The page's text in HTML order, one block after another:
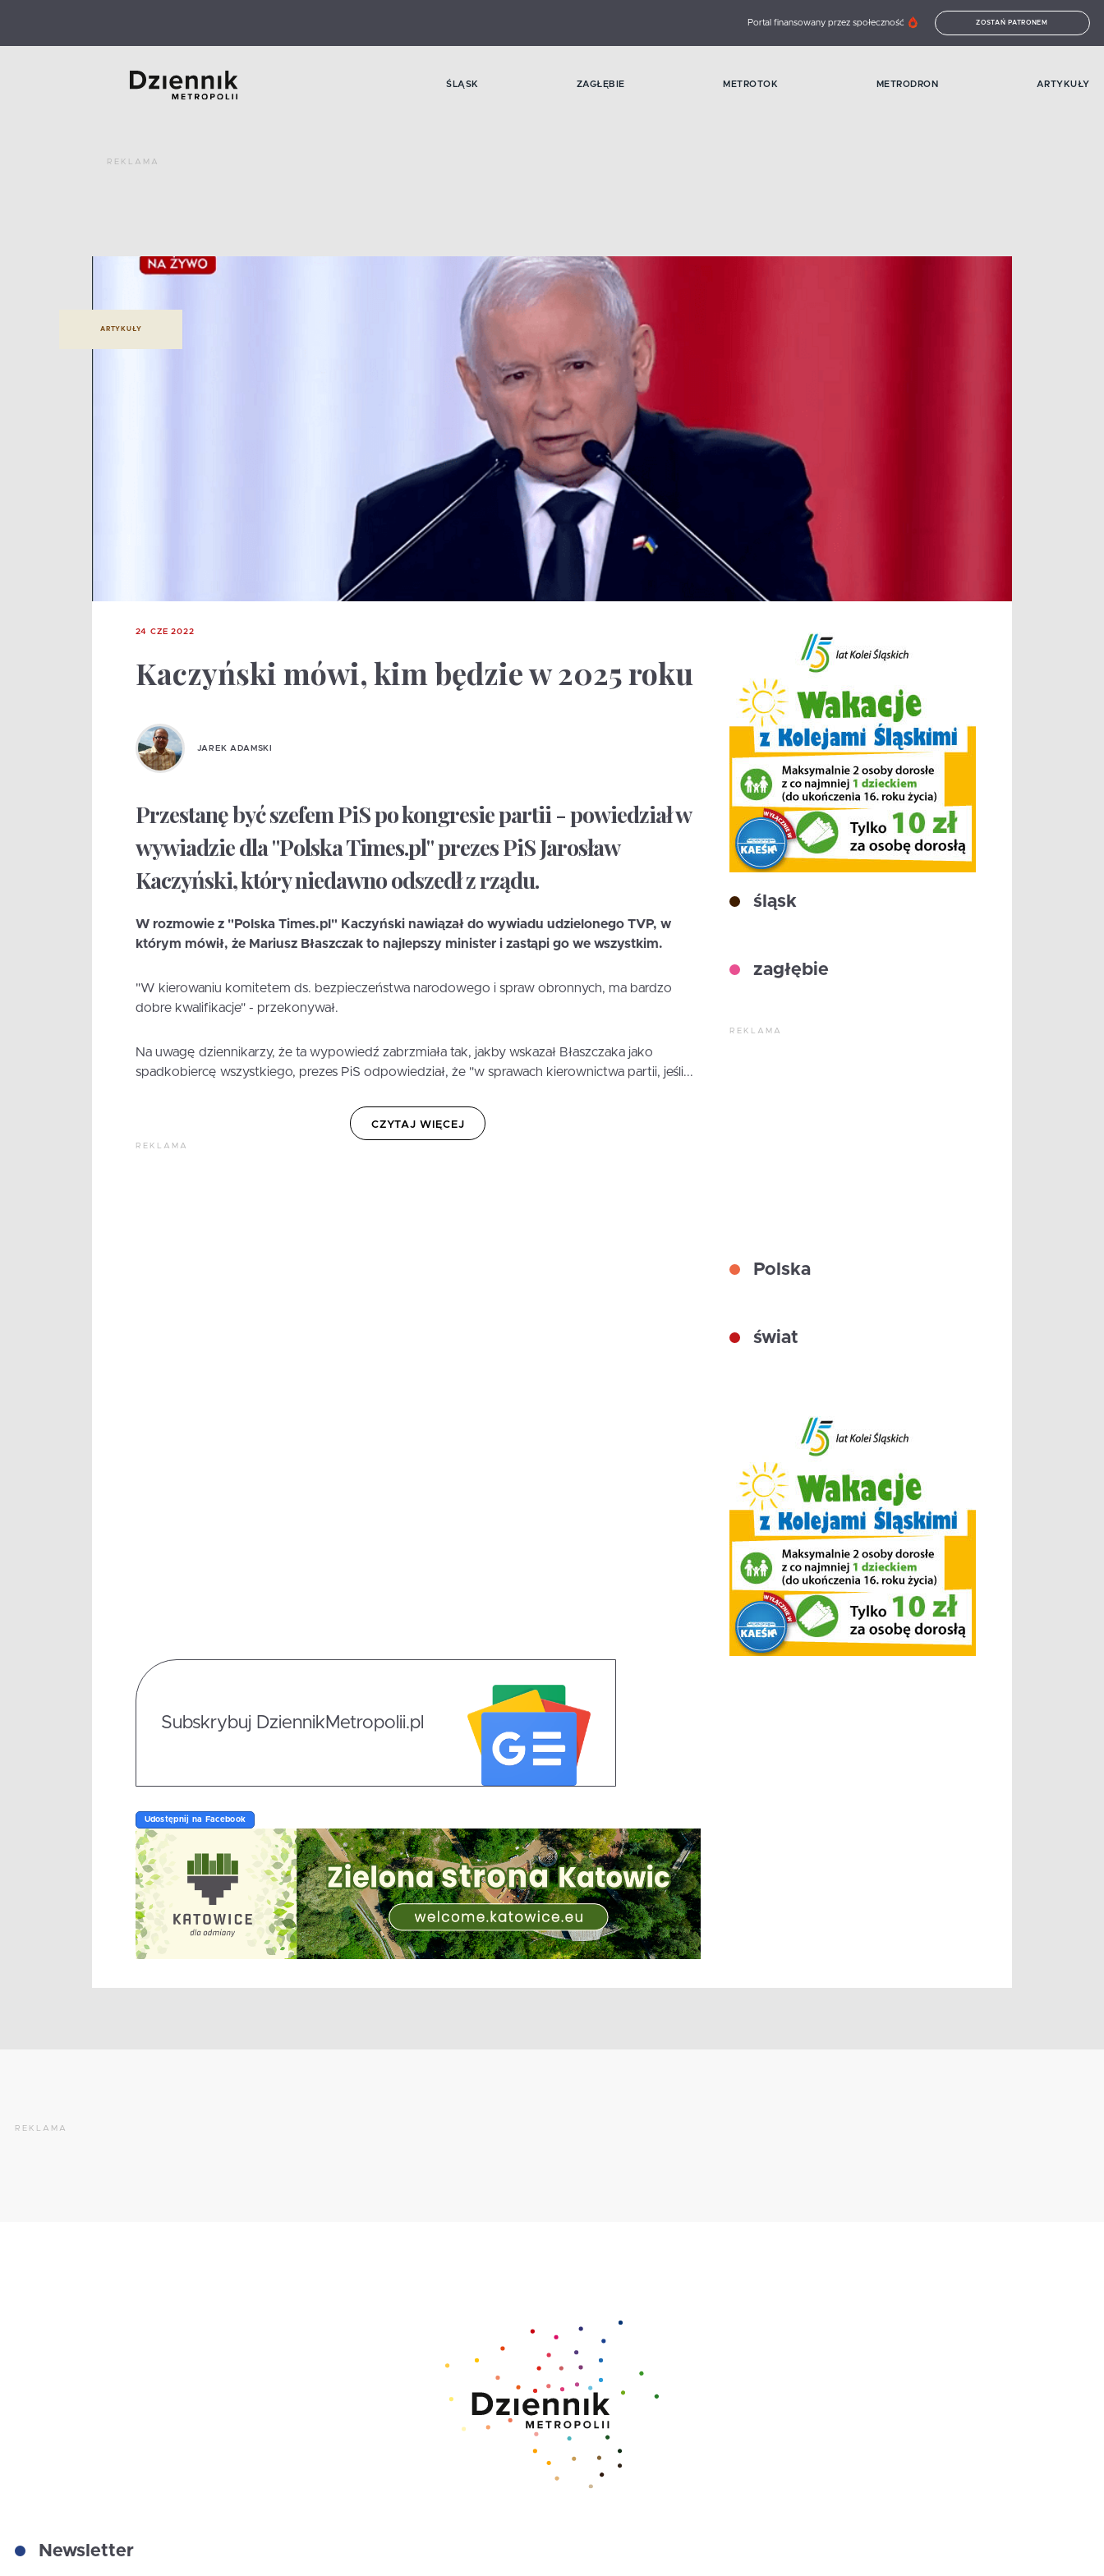
Portal finansowany przez społeczność ZOSTAŃ PATRONEM
ŚLĄSK ZAGŁĘBIE METROTOK METRODRON ARTYKUŁY
REKLAMA
ARTYKUŁY
24 CZE 2022
Kaczyński mówi, kim będzie w 2025 roku
JAREK ADAMSKI
Przestanę być szefem PiS po kongresie partii - powiedział w
wywiadzie dla "Polska Times.pl" prezes PiS Jarosław
Kaczyński, który niedawno odszedł z rządu.
W rozmowie z "Polska Times.pl" Kaczyński nawiązał do wywiadu udzielonego TVP, w
którym mówił, że Mariusz Błaszczak to najlepszy minister i zastąpi go we wszystkim.
"W kierowaniu komitetem ds. bezpieczeństwa narodowego i spraw obronnych, ma bardzo
dobre kwalifikacje" - przekonywał.
Na uwagę dziennikarzy, że ta wypowiedź zabrzmiała tak, jakby wskazał Błaszczaka jako
spadkobiercę wszystkiego, prezes PiS odpowiedział, że "w sprawach kierownictwa partii, jeśli...
CZYTAJ WIĘCEJ
REKLAMA
Subskrybuj DziennikMetropolii.pl
Udostępnij na Facebook
śląsk
zagłębie
REKLAMA
Polska
świat
REKLAMA
Newsletter